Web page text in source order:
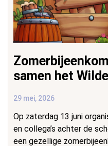
samen het
29 mei, 2026
Op zaterdag 13 juni
en collega’s achter de
een gezellige